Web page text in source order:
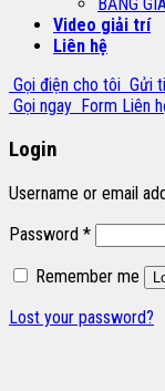
Video giải trí
Liên hệ
Gọi điện cho tôi Gửi
Gọi ngay Form Liên
Login
Username or email
Password *
Remember me
Lost your password?